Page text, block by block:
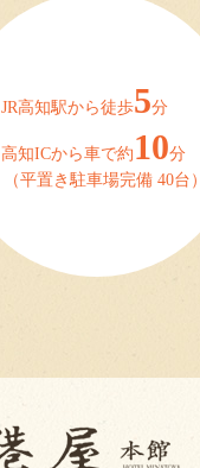
JR高知駅から徒歩5分
高知ICから車で約 10分
（平置き駐車場完備 40台）